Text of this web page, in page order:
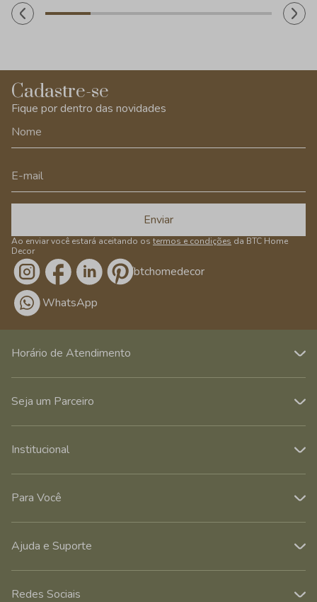
Cadastre-se
Fique por dentro das novidades
Enviar
Ao enviar você estará aceitando os termos e condições da BTC Home
Decor
/btchomedecor
WhatsApp
Horário de Atendimento
Seja um Parceiro
Institucional
Para Você
Ajuda e Suporte
Redes Sociais